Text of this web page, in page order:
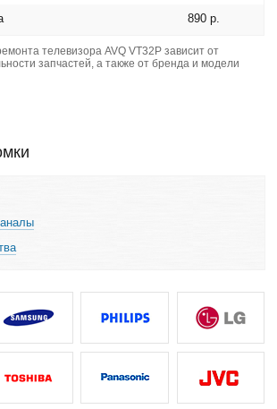
890 р.
телевизора AVQ VT32P зависит от
запчастей, а также от бренда и модели